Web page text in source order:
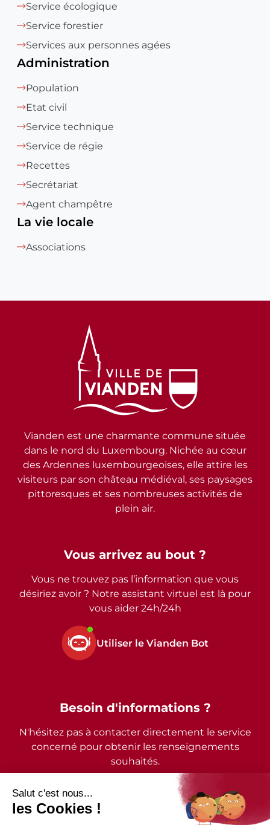
Service écologique
Service forestier
Services aux personnes agées
Administration
Population
Etat civil
Service technique
Service de régie
Recettes
Secrétariat
Agent champêtre
La vie locale
Associations
Vous arrivez au bout ?
Vous ne trouvez pas l’information que vous
désiriez avoir ? Notre assistant virtuel est là pour
vous aider 24h/24h
Utiliser le Vianden Bot
Vianden est une charmante commune située
dans le nord du Luxembourg. Nichée au cœur
des Ardennes luxembourgeoises, elle attire les
visiteurs par son château médiéval, ses paysages
pittoresques et ses nombreuses activités de
plein air.
Besoin d'informations ?
N'hésitez pas à contacter directement le service
concerné pour obtenir les renseignements
souhaités.
2026 - © Commune de Vianden - Tous droits réservés